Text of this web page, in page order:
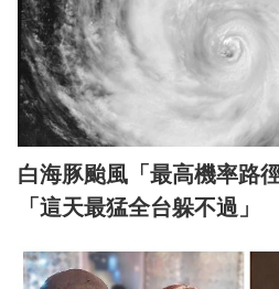
白海豚颱風「最高機率路
「這天最猛全台躲不過」